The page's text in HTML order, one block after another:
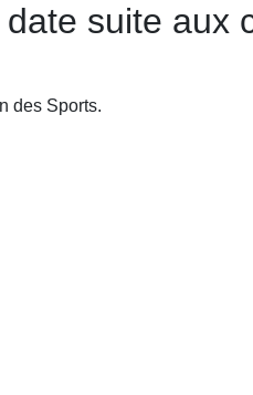
suite aux
des Sports.